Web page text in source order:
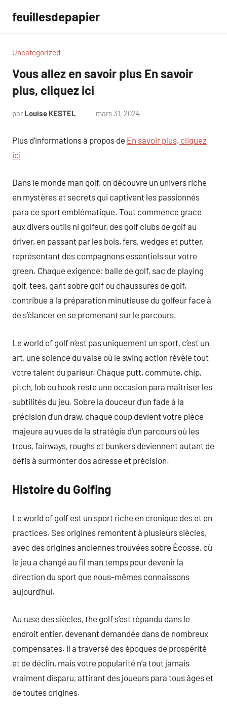
contenu
feuillesdepapier
Uncategorized
Vous allez en savoir plus En savoir
plus, cliquez ici
par Louise KESTEL mars 31, 2024
Plus d’informations à propos de En savoir plus, cliquez
ici
Dans le monde man golf, on découvre un univers riche
en mystères et secrets qui captivent les passionnés
para ce sport emblématique. Tout commence grace
aux divers outils ni golfeur, des golf clubs de golf au
driver, en passant par les bois, fers, wedges et putter,
représentant des compagnons essentiels sur votre
green. Chaque exigence: balle de golf, sac de playing
golf, tees, gant sobre golf ou chaussures de golf,
contribue à la préparation minutieuse du golfeur face à
de s’élancer en se promenant sur le parcours.
Le world of golf n’est pas uniquement un sport, c’est un
art, une science du valse où le swing action révèle tout
votre talent du parieur. Chaque putt, commute, chip,
pitch, lob ou hook reste une occasion para maîtriser les
subtilités du jeu. Sobre la douceur d’un fade à la
précision d’un draw, chaque coup devient votre pièce
majeure au vues de la stratégie d’un parcours où les
trous, fairways, roughs et bunkers deviennent autant de
défis à surmonter dos adresse et précision.
Histoire du Golfing
Le world of golf est un sport riche en cronique des et en
practices. Ses origines remontent à plusieurs siècles,
avec des origines anciennes trouvées sobre Écosse, où
le jeu a changé au fil man temps pour devenir la
direction du sport que nous-mêmes connaissons
aujourd’hui.
Au ruse des siècles, the golf s’est répandu dans le
endroit entier, devenant demandée dans de nombreux
compensates. Il a traversé des époques de prospérité
et de déclin, mais votre popularité n’a tout jamais
vraiment disparu, attirant des joueurs para tous âges et
de toutes origines.